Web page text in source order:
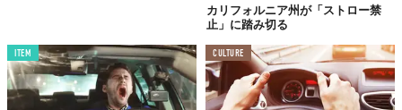
©2023 Mercedes-Benz Group AG. All rights reserved.
アメリカといえば「テスラ（Tesla）」も自動運転技術を開発して
カリフォルニア州が「ストロー禁
止」に踏み切る
ITEM CULTURE